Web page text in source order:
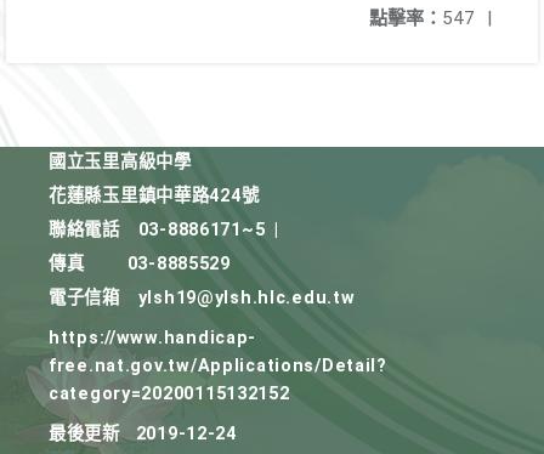
點擊率： 547 |
國立玉里高級中學
花蓮縣玉里鎮中華路424號
聯絡電話
03-8886171~5
傳真
03-8885529
電子信箱
ylsh19@ylsh.hlc.edu.tw
https://www.handicap-
free.nat.gov.tw/Applications/Detail?
category=20200115132152
最後更新
2019-12-24